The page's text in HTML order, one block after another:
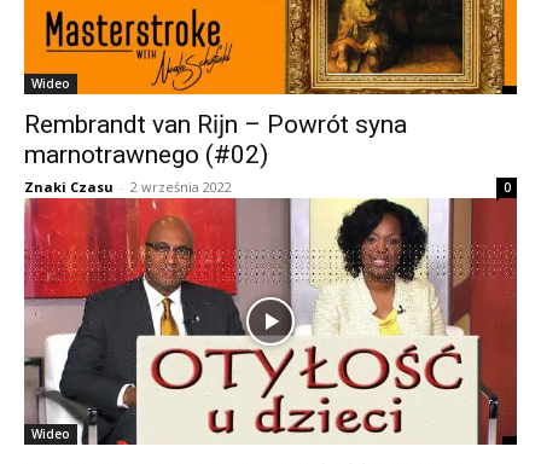
Wideo
Rembrandt van Rĳn – Powrót syna
marnotrawnego (#02)
Znaki Czasu - 2 września 2022 0
Wideo